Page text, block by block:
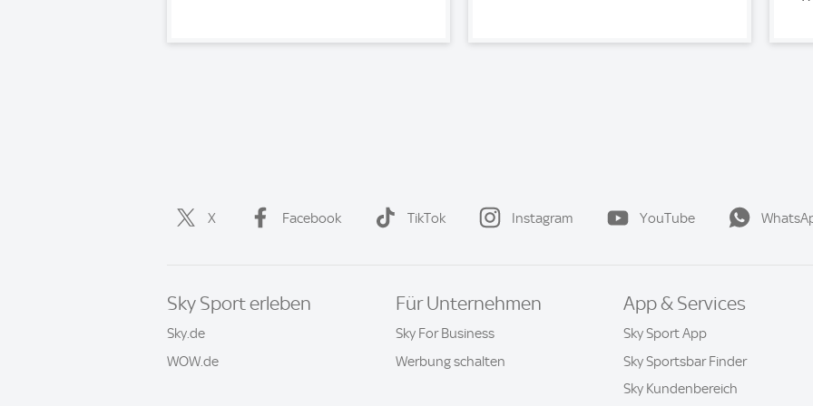
X Facebook TikTok Instagram YouTube
Sky Sport erleben
Sky.de
WOW.de
Für Unternehmen
Sky For Business
Werbung schalten
App & Services
Sky Sport App
Sky Sportsbar Finder
Sky Kundenbereich